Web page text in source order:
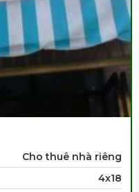
Cho thuê nhà riêng
4x18